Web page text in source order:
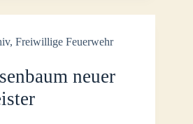
, Freiwillige Feuerwehr
neuer